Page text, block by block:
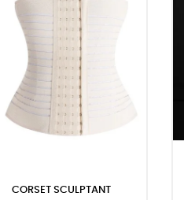
CORSET SCULPTANT